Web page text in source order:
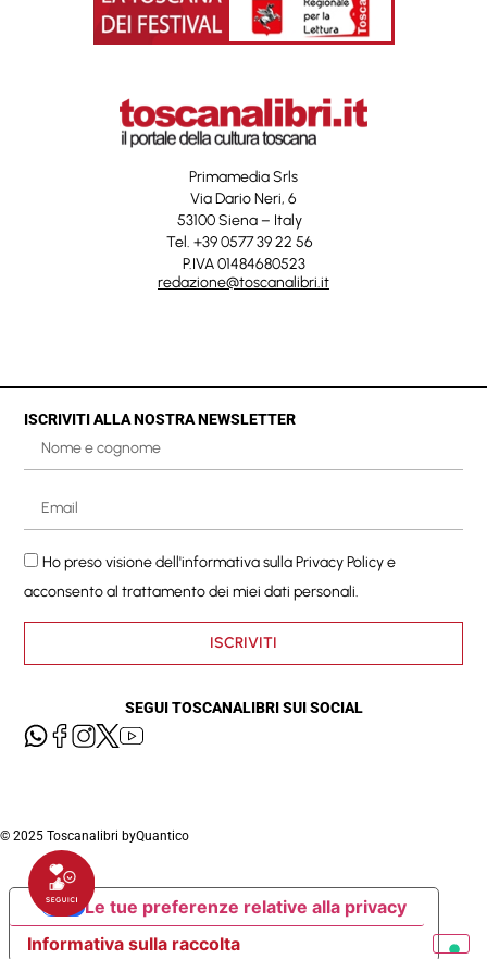
Primamedia Srls
Via Dario Neri, 6
53100 Siena – Italy
Tel. +39 0577 39 22 56
P.IVA 01484680523
redazione@toscanalibri.it
ISCRIVITI ALLA NOSTRA NEWSLETTER
Ho preso visione dell'informativa sullaPrivacy Policye
acconsento al trattamento dei miei dati personali.
ISCRIVITI
SEGUI TOSCANALIBRI SUI SOCIAL
© 2025 Toscanalibri byQuantico
Informativa sulla raccolta
Le tue preferenze relative alla privacy